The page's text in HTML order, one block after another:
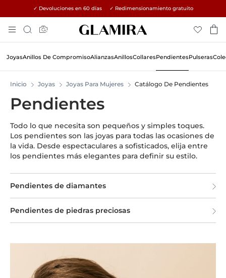
✓ Devoluciones en 60 días ✓ Redimensionamiento gratuito
To
Content
Búsqueda
JoyasAnillos De CompromisoAlianzasAnillosCollaresPendientesPulseras
Inicio Joyas Joyas Para Mujeres Catálogo De Pendientes
Pendientes
Todo lo que necesita son pequeños y simples toques.
Los pendientes son las joyas para todas las ocasiones de
la vida. Desde espectaculares a sofisticados, elija entre
los pendientes más elegantes para definir su estilo.
Pendientes de diamantes
Pendientes de piedras preciosas